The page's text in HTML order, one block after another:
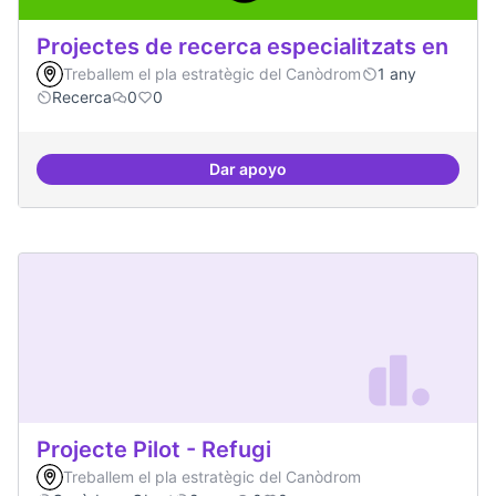
Projectes de recerca especialitzats en
Treballem el pla estratègic del Canòdrom
1 any
Recerca
0 0
Dar apoyoProjectes de recerca
Projecte Pilot - Refugi
Treballem el pla estratègic del Canòdrom